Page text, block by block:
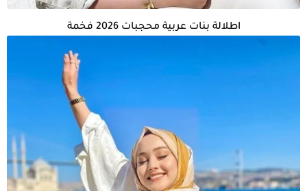
اطلالة بنات عربية محجبات 2026 فخمة